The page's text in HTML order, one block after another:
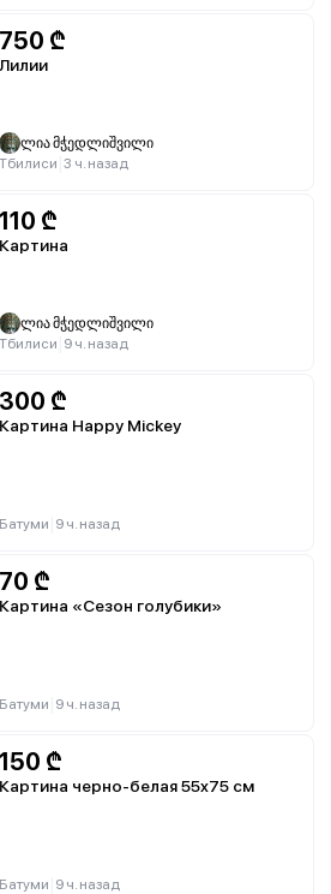
750 ₾
Лилии
ლია მჭედლიშვილი
Тбилиси 3 ч. назад
110 ₾
Картина
ლია მჭედლიშვილი
Тбилиси 9 ч. назад
300 ₾
Картина Happy Mickey
Батуми 9 ч. назад
70 ₾
Картина «Сезон голубики»
Батуми 9 ч. назад
150 ₾
Картина черно-белая 55x75 см
Батуми 9 ч. назад